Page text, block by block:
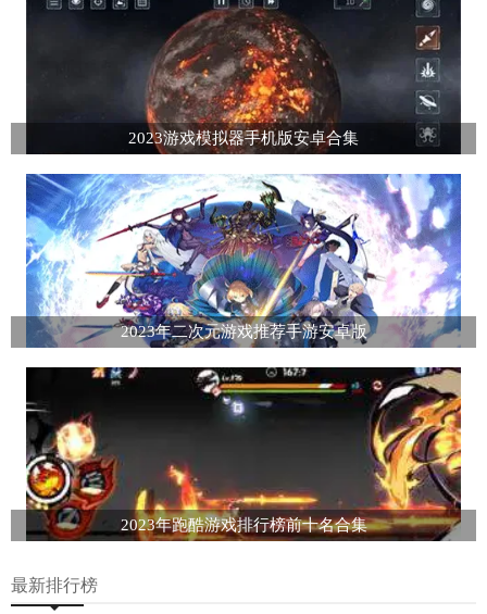
2023游戏模拟器手机版安卓合集
2023年二次元游戏推荐手游安卓版
2023年跑酷游戏排行榜前十名合集
最新排行榜